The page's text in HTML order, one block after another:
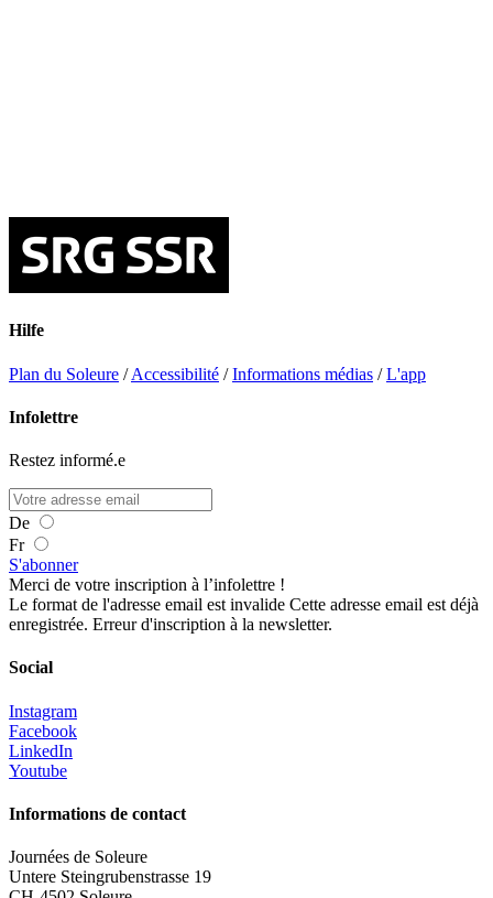
Hilfe
Plan du Soleure /Accessibilité /Informations médias /L'app
Infolettre
Restez informé.e
De
Fr
S'abonner
Merci de votre inscription à l’infolettre !
Le format de l'adresse email est invalide Cette adresse email est déjà
enregistrée. Erreur d'inscription à la newsletter.
Social
Instagram
Facebook
LinkedIn
Youtube
Informations de contact
Journées de Soleure
Untere Steingrubenstrasse 19